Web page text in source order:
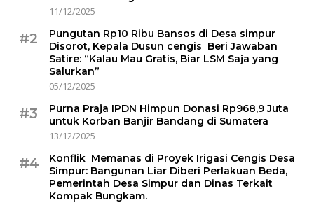
11/12/2025
#2
Pungutan Rp10 Ribu Bansos di Desa simpur
Disorot, Kepala Dusun cengis Beri Jawaban
Satire: “Kalau Mau Gratis, Biar LSM Saja yang
Salurkan”
05/12/2025
#3
Purna Praja IPDN Himpun Donasi Rp968,9 Juta
untuk Korban Banjir Bandang di Sumatera
13/12/2025
#4
Konflik Memanas di Proyek Irigasi Cengis Desa
Simpur: Bangunan Liar Diberi Perlakuan Beda,
Pemerintah Desa Simpur dan Dinas Terkait
Kompak Bungkam.